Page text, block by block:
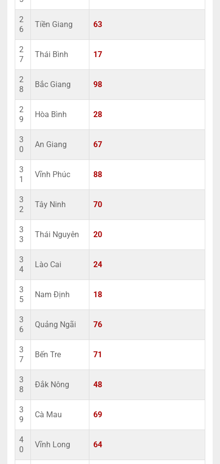
2
6
Tiền Giang 63
2
7
Thái Bình 17
2
8
Bắc Giang 98
2
9
Hòa Bình 28
3
0
An Giang 67
3
1
Vĩnh Phúc 88
3
2
Tây Ninh 70
3
3
Thái Nguyên 20
3
4
Lào Cai 24
3
5
Nam Định 18
3
6
Quảng Ngãi 76
3
7
Bến Tre 71
3
8
Đắk Nông 48
3
9
Cà Mau 69
4
0
Vĩnh Long 64